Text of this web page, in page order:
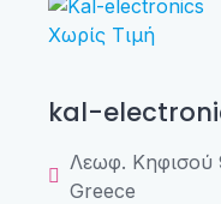
Χωρίς Τιμή
kal-
Λεωφ. Κηφισού
Greece